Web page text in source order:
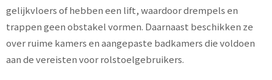
gelijkvloers of hebben een lift, waardoor drempels en
trappen geen obstakel vormen. Daarnaast beschikken ze
over ruime kamers en aangepaste badkamers die voldoen
aan de vereisten voor rolstoelgebruikers.